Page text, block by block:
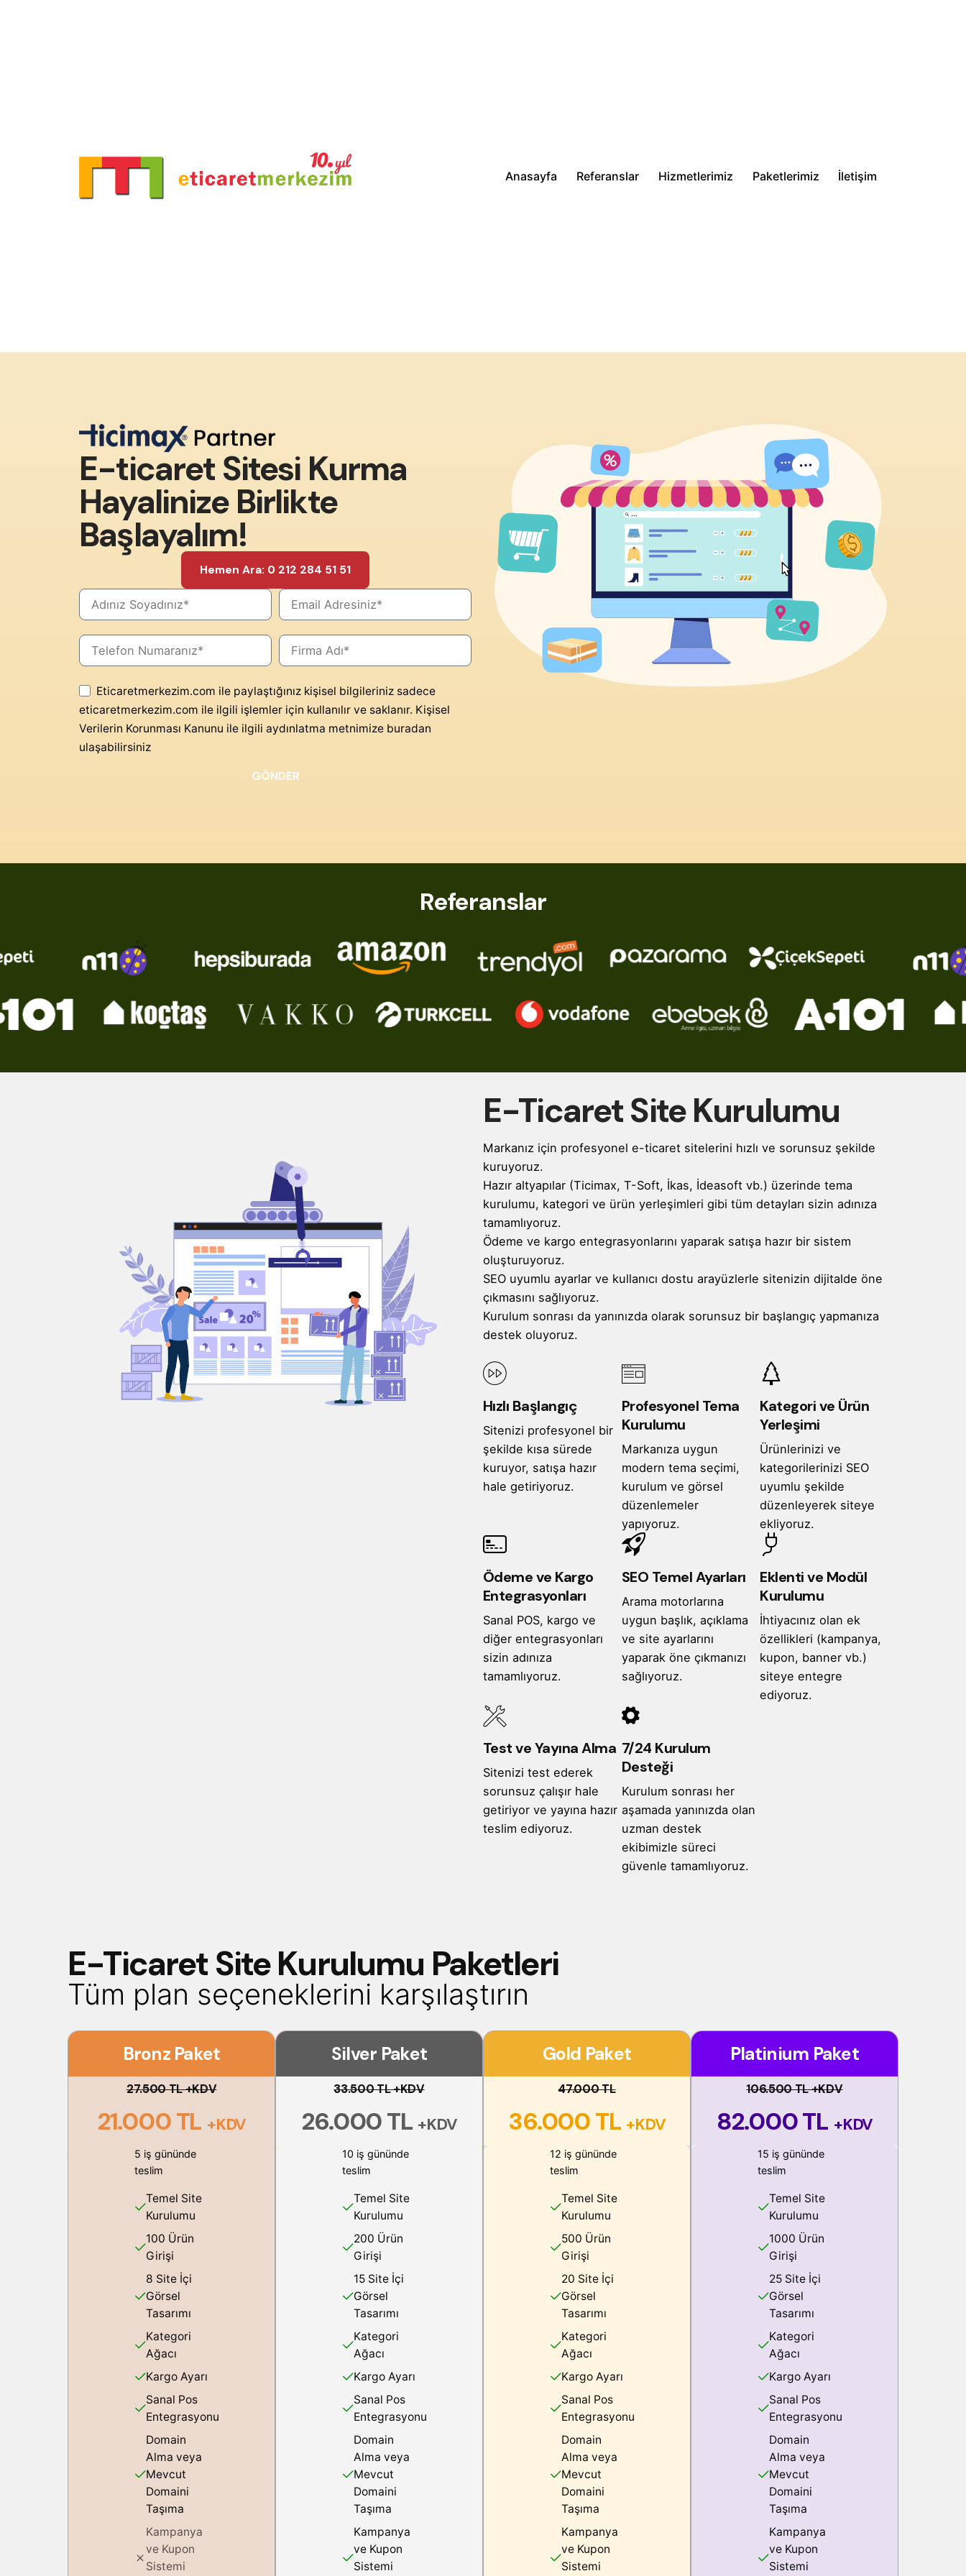
Anasayfa Referanslar Hizmetlerimiz Paketlerimiz İletişim
E-ticaret Sitesi Kurma
Hayalinize Birlikte
Başlayalım!
Hemen Ara: 0 212 284 51 51
Eticaretmerkezim.com ile paylaştığınız kişisel bilgileriniz sadece
eticaretmerkezim.com ile ilgili işlemler için kullanılır ve saklanır. Kişisel
Verilerin Korunması Kanunu ile ilgili aydınlatma metnimize buradan
ulaşabilirsiniz
GÖNDER
Referanslar
E-Ticaret Site Kurulumu
Markanız için profesyonel e-ticaret sitelerini hızlı ve sorunsuz şekilde
kuruyoruz.
Hazır altyapılar (Ticimax, T-Soft, İkas, İdeasoft vb.) üzerinde tema
kurulumu, kategori ve ürün yerleşimleri gibi tüm detayları sizin adınıza
tamamlıyoruz.
Ödeme ve kargo entegrasyonlarını yaparak satışa hazır bir sistem
oluşturuyoruz.
SEO uyumlu ayarlar ve kullanıcı dostu arayüzlerle sitenizin dijitalde öne
çıkmasını sağlıyoruz.
Kurulum sonrası da yanınızda olarak sorunsuz bir başlangıç yapmanıza
destek oluyoruz.
Hızlı Başlangıç
Sitenizi profesyonel bir
şekilde kısa sürede
kuruyor, satışa hazır
hale getiriyoruz.
Profesyonel Tema
Kurulumu
Markanıza uygun
modern tema seçimi,
kurulum ve görsel
düzenlemeler
yapıyoruz.
Kategori ve Ürün
Yerleşimi
Ürünlerinizi ve
kategorilerinizi SEO
uyumlu şekilde
düzenleyerek siteye
ekliyoruz.
Ödeme ve Kargo
Entegrasyonları
Sanal POS, kargo ve
diğer entegrasyonları
sizin adınıza
tamamlıyoruz.
SEO Temel Ayarları
Arama motorlarına
uygun başlık, açıklama
ve site ayarlarını
yaparak öne çıkmanızı
sağlıyoruz.
Eklenti ve Modül
Kurulumu
İhtiyacınız olan ek
özellikleri (kampanya,
kupon, banner vb.)
siteye entegre
ediyoruz.
Test ve Yayına Alma
Sitenizi test ederek
sorunsuz çalışır hale
getiriyor ve yayına hazır
teslim ediyoruz.
7/24 Kurulum
Desteği
Kurulum sonrası her
aşamada yanınızda olan
uzman destek
ekibimizle süreci
güvenle tamamlıyoruz.
E-Ticaret Site Kurulumu Paketleri
Tüm plan seçeneklerini karşılaştırın
Bronz Paket
27.500 TL +KDV
21.000 TL +KDV
5 iş gününde
teslim
Temel Site
Kurulumu
100 Ürün
Girişi
8 Site İçi
Görsel
Tasarımı
Kategori
Ağacı
Kargo Ayarı
Sanal Pos
Entegrasyonu
Domain
Alma veya
Mevcut
Domaini
Taşıma
Kampanya
ve Kupon
Sistemi
Silver Paket
33.500 TL +KDV
26.000 TL +KDV
10 iş gününde
teslim
Temel Site
Kurulumu
200 Ürün
Girişi
15 Site İçi
Görsel
Tasarımı
Kategori
Ağacı
Kargo Ayarı
Sanal Pos
Entegrasyonu
Domain
Alma veya
Mevcut
Domaini
Taşıma
Kampanya
ve Kupon
Sistemi
Gold Paket
47.000 TL
36.000 TL +KDV
12 iş gününde
teslim
Temel Site
Kurulumu
500 Ürün
Girişi
20 Site İçi
Görsel
Tasarımı
Kategori
Ağacı
Kargo Ayarı
Sanal Pos
Entegrasyonu
Domain
Alma veya
Mevcut
Domaini
Taşıma
Kampanya
ve Kupon
Sistemi
Platinium Paket
106.500 TL +KDV
82.000 TL +KDV
15 iş gününde
teslim
Temel Site
Kurulumu
1000 Ürün
Girişi
25 Site İçi
Görsel
Tasarımı
Kategori
Ağacı
Kargo Ayarı
Sanal Pos
Entegrasyonu
Domain
Alma veya
Mevcut
Domaini
Taşıma
Kampanya
ve Kupon
Sistemi